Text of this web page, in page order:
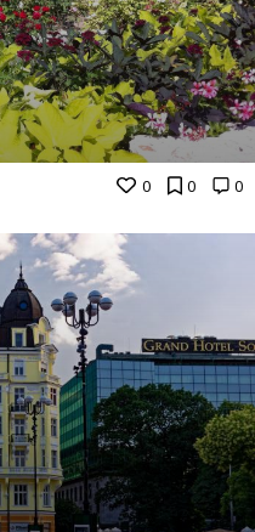
0 0 0